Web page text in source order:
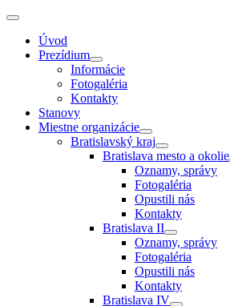
Úvod
Prezídium
Informácie
Fotogaléria
Kontakty
Stanovy
Miestne organizácie
Bratislavský kraj
Bratislava mesto a okolie
Oznamy, správy
Fotogaléria
Opustili nás
Kontakty
Bratislava II
Oznamy, správy
Fotogaléria
Opustili nás
Kontakty
Bratislava IV